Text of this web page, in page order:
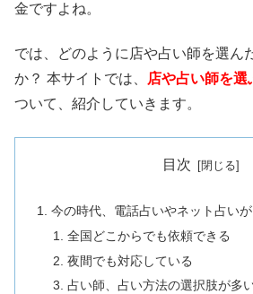
金ですよね。
では、どのように店や占い師を選ん
か？ 本サイトでは、 店や占い師を選
ついて、紹介していきます。
目次
今の時代、電話占いやネット占い
全国どこからでも依頼できる
夜間でも対応している
占い師、占い方法の選択肢が多